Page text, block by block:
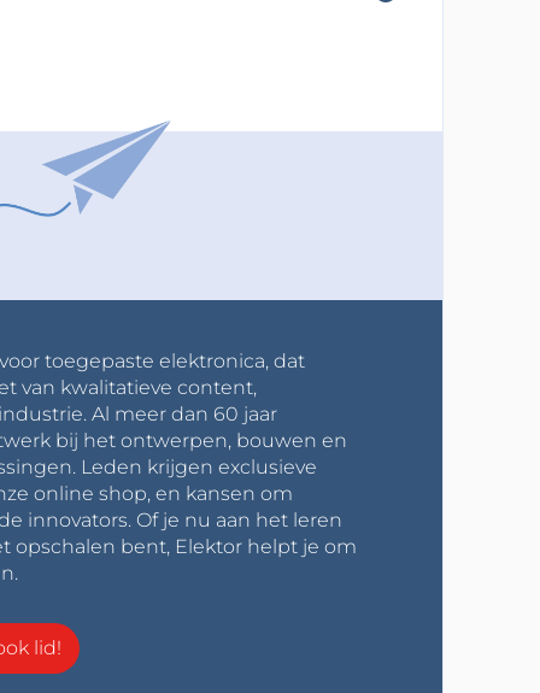
toegepaste elektronica, dat
van kwalitatieve content,
Al meer dan 60 jaar
bij het ontwerpen, bouwen en
Leden krijgen exclusieve
online shop, en kansen om
innovators. Of je nu aan het leren
opschalen bent, Elektor helpt je om
lid!